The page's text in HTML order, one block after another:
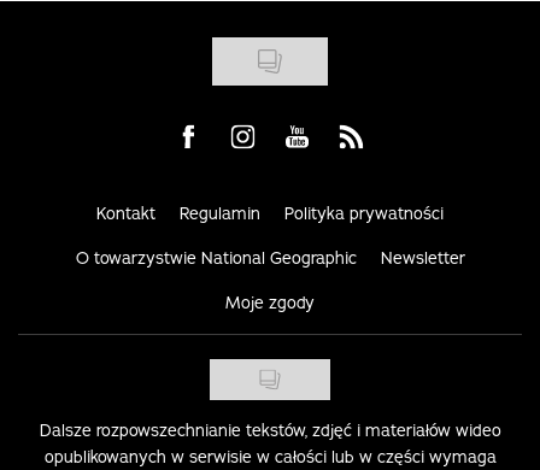
Visit us on Facebook
Visit us on Instagram
Visit us on Youtube
Visit us on Rss
Kontakt Regulamin Polityka prywatności
O towarzystwie National Geographic Newsletter
Moje zgody
Dalsze rozpowszechnianie tekstów, zdjęć i materiałów wideo
opublikowanych w serwisie w całości lub w części wymaga